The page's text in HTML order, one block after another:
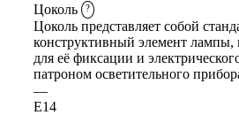
Цоколь
?
Цоколь представляет собой
конструктивный элемент лампы,
для её фиксации и
патроном осветительного
—
E14